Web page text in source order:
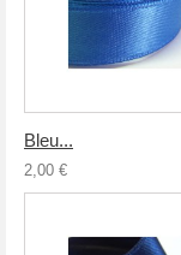
Bleu...
2,00 €